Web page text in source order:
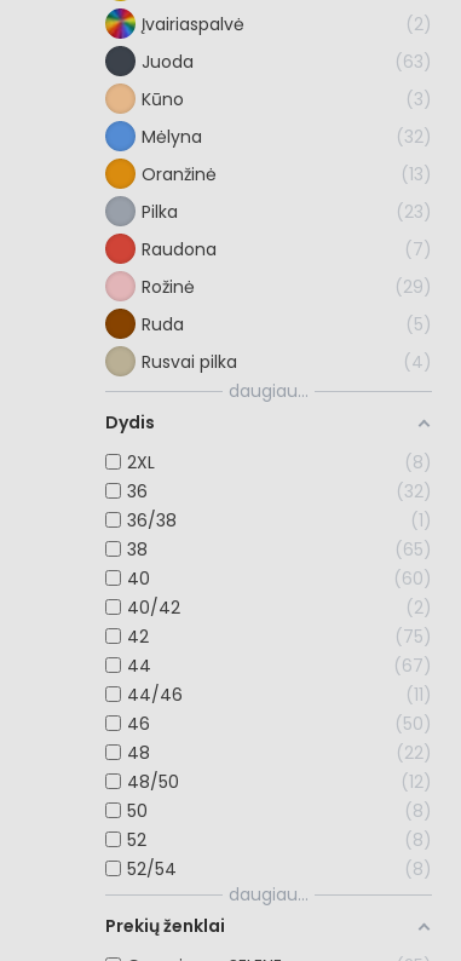
Įvairiaspalvė
2
Juoda
63
Kūno
3
Mėlyna
32
Oranžinė
13
Pilka
23
Raudona
7
Rožinė
29
Ruda
5
Rusvai pilka
4
daugiau...
Dydis
2XL
8
36
32
36/38
1
38
65
40
60
40/42
2
42
75
44
67
44/46
11
46
50
48
22
48/50
12
50
8
52
8
52/54
8
daugiau...
Prekių ženklai